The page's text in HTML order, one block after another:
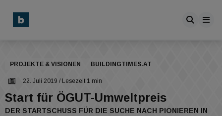
PROJEKTE & VISIONEN BUILDINGTIMES.AT
22. Juli 2019 / Lesezeit 1 min
Start für ÖGUT-Umweltpreis
DER STARTSCHUSS FÜR DIE SUCHE NACH PIONIEREN IN